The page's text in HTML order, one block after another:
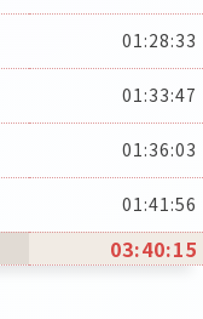
01:28:33
01:33:47
01:36:03
01:41:56
03:40:15